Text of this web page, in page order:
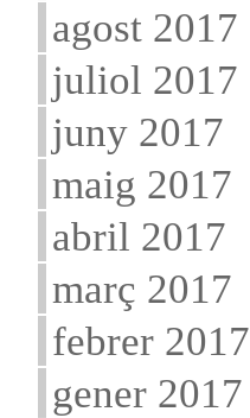
agost 2017
juliol 2017
juny 2017
maig 2017
abril 2017
març 2017
febrer 2017
gener 2017